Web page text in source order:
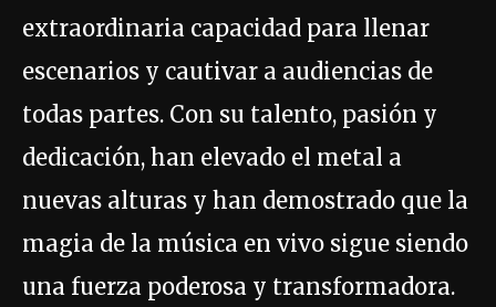
extraordinaria capacidad para llenar
escenarios y cautivar a audiencias de
todas partes. Con su talento, pasión y
dedicación, han elevado el metal a
nuevas alturas y han demostrado que la
magia de la música en vivo sigue siendo
una fuerza poderosa y transformadora.